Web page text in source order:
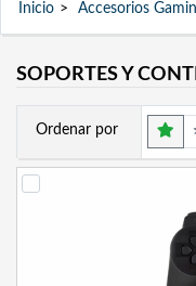
Inicio Accesorios
SOPORTES Y
Ordenar por